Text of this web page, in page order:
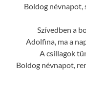
Boldog névnapot,
Szívedben a
Adolfina, ma a
A csillagok
Boldog névnapot,